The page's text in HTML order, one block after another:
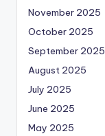
November 2025
October 2025
September 2025
August 2025
July 2025
June 2025
May 2025